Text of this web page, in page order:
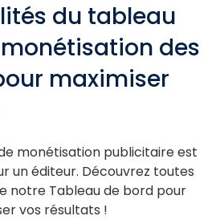
du tableau
des
maximiser
monétisation publicitaire est
un éditeur. Découvrez toutes
notre Tableau de bord pour
vos résultats !